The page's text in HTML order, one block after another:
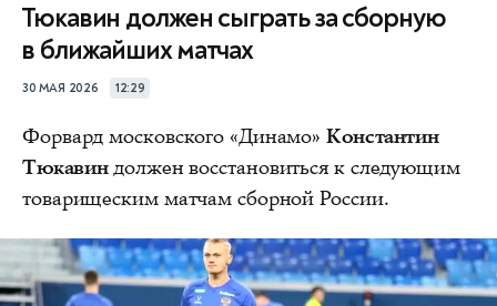
Тюкавин должен сыграть за сборную
в ближайших матчах
30 МАЯ 2026 12:29
Форвард московского «Динамо»Константин
Тюкавиндолжен восстановиться к следующим
товарищеским матчам сборной России.